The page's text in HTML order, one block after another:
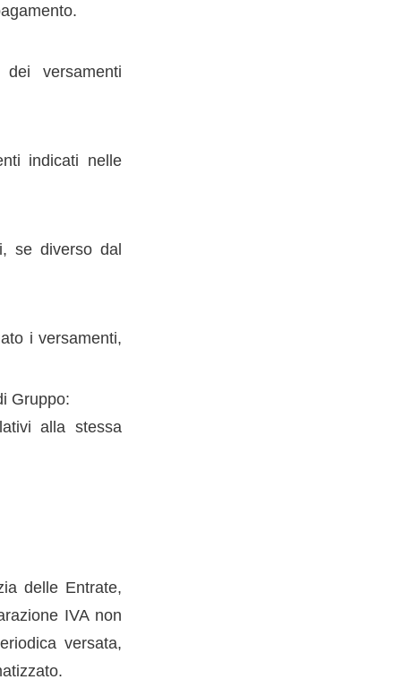
versamenti
indicati nelle
se diverso dal
i versamenti,
Gruppo:
alla stessa
delle Entrate,
IVA non
versata,